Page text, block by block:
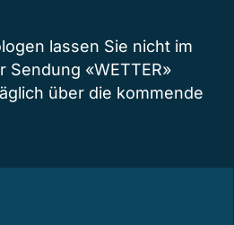
lassen Sie nicht im
Sendung «WETTER»
über die kommende